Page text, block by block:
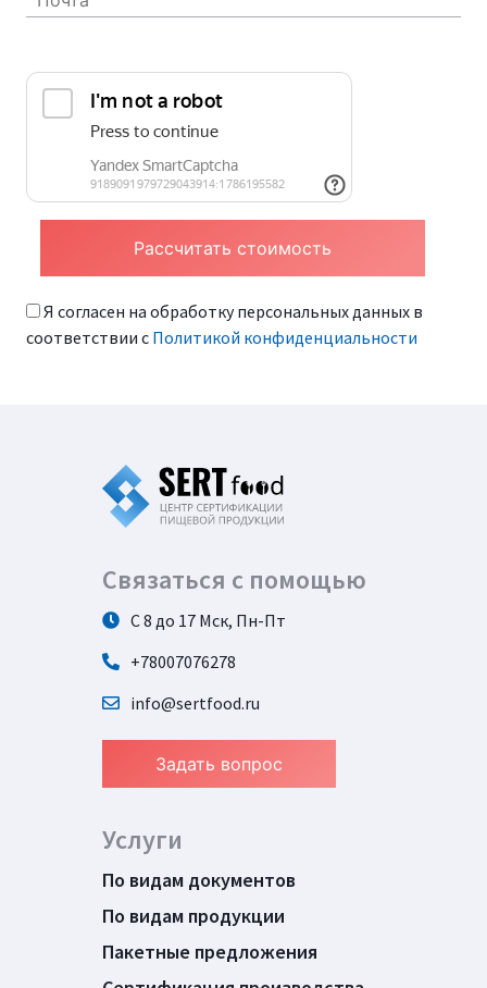
Я согласен на обработку персональных данных в
соответствии с Политикой конфиденциальности
Связаться с помощью
С 8 до 17 Мск, Пн-Пт
+78007076278
info@sertfood.ru
Задать вопрос
Услуги
По видам документов
По видам продукции
Пакетные предложения